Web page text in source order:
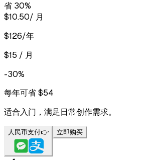
省 30%
$10.50/ 月
$126/年
$15 / 月
-30%
每年可省 $54
适合入门，满足日常创作需求。
人民币支付👉 立即购买